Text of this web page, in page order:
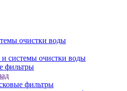
очистки воды
системы очистки воды
фильтры
фильтры